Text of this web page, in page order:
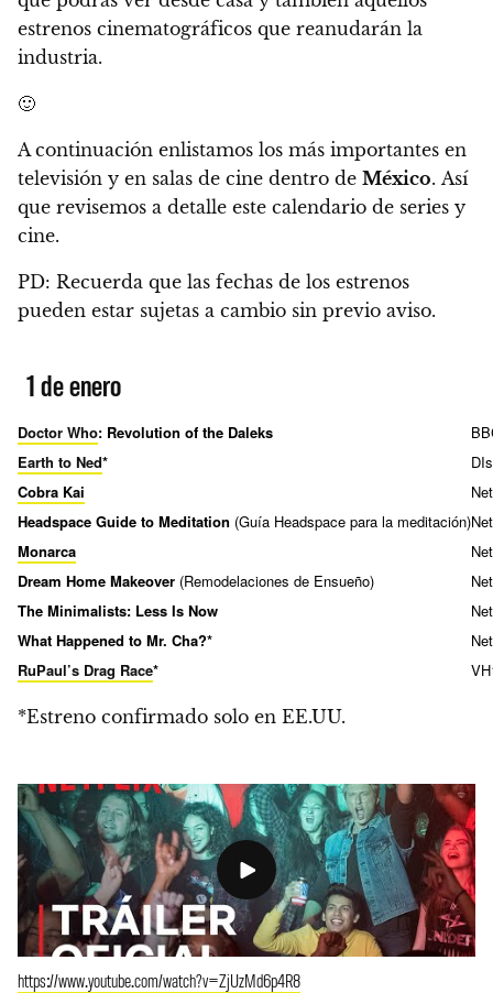
estrenos cinematográficos que reanudarán la
industria.
🙂
A continuación enlistamos los más importantes en
televisión y en salas de cine dentro de México. Así
que revisemos a detalle este calendario de series y
cine.
PD: Recuerda que las fechas de los estrenos
pueden estar sujetas a cambio sin previo aviso.
1 de enero
Doctor Who: Revolution of the Daleks
Earth to Ned*
Cobra Kai
Headspace Guide to Meditation (Guía Headspace para la meditación)
Monarca
Dream Home Makeover (Remodelaciones de Ensueño)
The Minimalists: Less Is Now
What Happened to Mr. Cha?*
RuPaul’s Drag Race*
*Estreno confirmado solo en EE.UU.
https://www.youtube.com/watch?v=ZjUzMd6p4R8